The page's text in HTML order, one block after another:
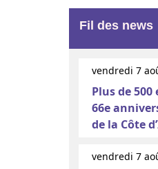
Fil des news
vendredi 7
Plus de
66e
de la Côte
vendredi 7